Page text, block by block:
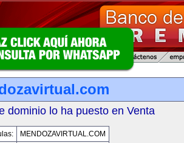
dominio lo ha puesto en Venta
MENDOZAVIRTUAL.COM